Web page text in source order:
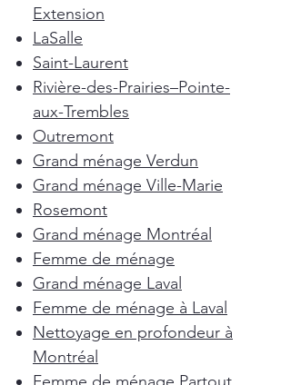
Extension
LaSalle
Saint-Laurent
Rivière-des-Prairies–Pointe-
aux-Trembles
Outremont
Grand ménage Verdun
Grand ménage Ville-Marie
Rosemont
Grand ménage Montréal
Femme de ménage
Grand ménage Laval
Femme de ménage à Laval
Nettoyage en profondeur à
Montréal